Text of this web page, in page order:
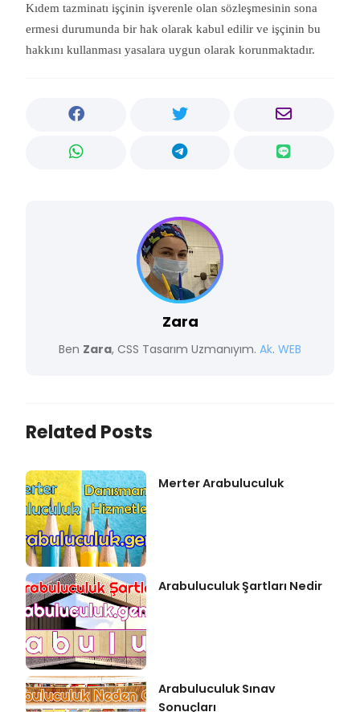
Kıdem tazminatı işçinin işverenle olan sözleşmesinin sona
ermesi durumunda bir hak olarak kabul edilir ve işçinin bu
hakkını kullanması yasalara uygun olarak korunmaktadır.
Zara
Ben Zara, CSS Tasarım Uzmanıyım. Ak. WEB
Related Posts
Merter Arabuluculuk
Arabuluculuk Şartları Nedir
Arabuluculuk Sınav
Sonuçları